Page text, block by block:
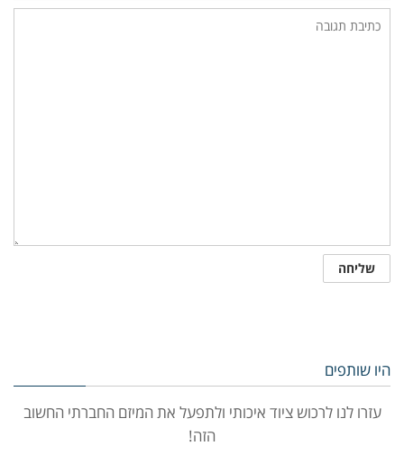
היו שותפים
עזרו לנו לרכוש ציוד איכותי ולתפעל את המיזם החברתי החשוב
הזה!